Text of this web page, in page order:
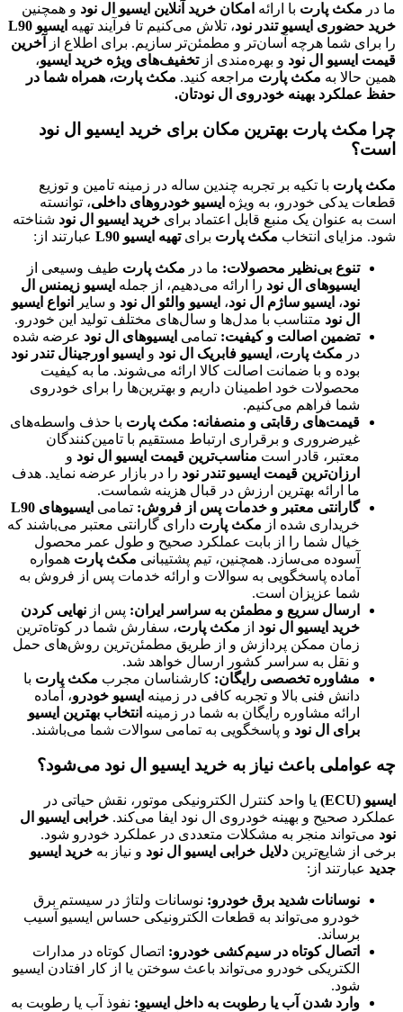
ما در مکث پارت با ارائه امکان خرید آنلاین ایسیو ال نود و همچنین
خرید حضوری ایسیو تندر نود، تلاش می‌کنیم تا فرآیند تهیه ایسیو L90
را برای شما هرچه آسان‌تر و مطمئن‌تر سازیم. برای اطلاع از
آخرین
قیمت ایسیو ال نود و بهره‌مندی ازتخفیف‌های ویژه خرید ایسیو،
همین حالا به مکث پارت مراجعه کنید. مکث پارت، همراه شما در
حفظ عملکرد بهینه خودروی ال نودتان.
چرا مکث پارت بهترین مکان برای خرید ایسیو ال نود
است؟
مکث پارت با تکیه بر تجربه چندین ساله در زمینه تامین و توزیع
قطعات یدکی خودرو، به ویژه ایسیو خودروهای داخلی، توانسته
است به عنوان یک منبع قابل اعتماد برای خرید ایسیو ال نود شناخته
شود. مزایای انتخاب مکث پارت برایتهیه ایسیو L90 عبارتند از:
تنوع بی‌نظیر محصولات: ما در مکث پارت طیف وسیعی از
ایسیوهای ال نود را ارائه می‌دهیم، از جمله ایسیو زیمنس ال
نود، ایسیو ساژم ال نود، ایسیو والئو ال نود و سایر
انواع ایسیو
ال نود متناسب با مدل‌ها و سال‌های مختلف تولید این خودرو.
تضمین اصالت و کیفیت: تمامی ایسیوهای ال نود عرضه شده
در مکث پارت، ایسیو فابریک ال نود و ایسیو اورجینال تندر نود
بوده و با ضمانت اصالت کالا ارائه می‌شوند. ما به کیفیت
محصولات خود اطمینان داریم و بهترین‌ها را برای خودروی
شما فراهم می‌کنیم.
قیمت‌های رقابتی و منصفانه: مکث پارت با حذف واسطه‌های
غیرضروری و برقراری ارتباط مستقیم با تامین‌کنندگان
معتبر، قادر است مناسب‌ترین قیمت ایسیو ال نود و
ارزان‌ترین قیمت ایسیو تندر نود را در بازار عرضه نماید. هدف
ما ارائه بهترین ارزش در قبال هزینه شماست.
گارانتی معتبر و خدمات پس از فروش: تمامی ایسیوهای L90
خریداری شده از مکث پارت دارای گارانتی معتبر می‌باشند که
خیال شما را از بابت عملکرد صحیح و طول عمر محصول
آسوده می‌سازد. همچنین، تیم پشتیبانی مکث پارت همواره
آماده پاسخگویی به سوالات و ارائه خدمات پس از فروش به
شما عزیزان است.
ارسال سریع و مطمئن به سراسر ایران: پس از نهایی کردن
خرید ایسیو ال نود از مکث پارت، سفارش شما در کوتاه‌ترین
زمان ممکن پردازش و از طریق مطمئن‌ترین روش‌های حمل
و نقل به سراسر کشور ارسال خواهد شد.
مشاوره تخصصی رایگان: کارشناسان مجرب مکث پارت با
دانش فنی بالا و تجربه کافی در زمینه ایسیو خودرو، آماده
ارائه مشاوره رایگان به شما در زمینه انتخاب بهترین ایسیو
برای ال نود و پاسخگویی به تمامی سوالات شما می‌باشند.
چه عواملی باعث نیاز به خرید ایسیو ال نود می‌شود؟
ایسیو (ECU)
یا واحد کنترل الکترونیکی موتور، نقش حیاتی در
عملکرد صحیح و بهینه خودروی ال نود ایفا می‌کند. خرابی ایسیو ال
نود می‌تواند منجر به مشکلات متعددی در عملکرد خودرو شود.
برخی از شایع‌ترین دلایل خرابی ایسیو ال نود و نیاز به خرید ایسیو
جدید عبارتند از:
نوسانات شدید برق خودرو: نوسانات ولتاژ در سیستم برق
خودرو می‌تواند به قطعات الکترونیکی حساس ایسیو آسیب
برساند.
اتصال کوتاه در سیم‌کشی خودرو: اتصال کوتاه در مدارات
الکتریکی خودرو می‌تواند باعث سوختن یا از کار افتادن ایسیو
شود.
وارد شدن آب یا رطوبت به داخل ایسیو: نفوذ آب یا رطوبت به